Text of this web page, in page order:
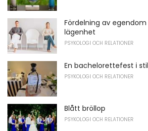
Fördelning av
lägenhet
PSYKOLOGI OCH RELATIONER
En bachelorettefest i
PSYKOLOGI OCH RELATIONER
Blått bröllop
PSYKOLOGI OCH RELATIONER